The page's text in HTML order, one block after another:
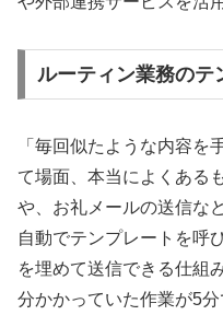
ルーティン業務のテ
「毎回似たような内容を
て場面、本当によくある
や、お礼メールの送信な
自動でテンプレートを呼
を埋めて送信できる仕組
分かかっていた作業が5